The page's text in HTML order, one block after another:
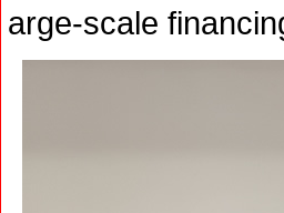
arge-scale